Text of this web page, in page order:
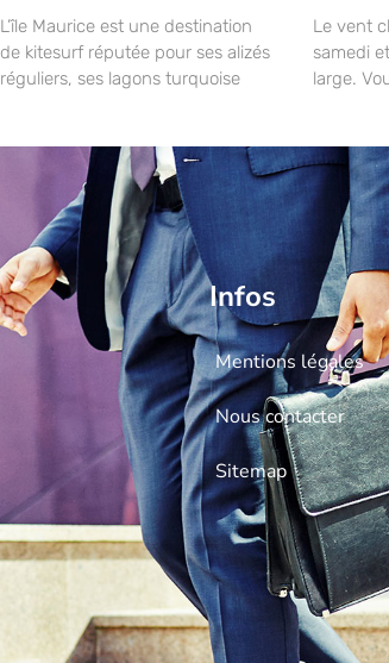
L’île Maurice est une destination
de kitesurf réputée pour ses alizés
réguliers, ses lagons turquoise
Le vent
samedi
large.
Infos
Mentions légales
Nous contacter
Sitemap